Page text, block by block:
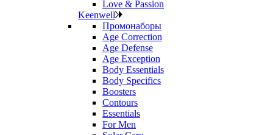
Love & Passion
Keenwell
Промонаборы
Age Correction
Age Defense
Age Exception
Body Essentials
Body Specifics
Boosters
Contours
Essentials
For Men